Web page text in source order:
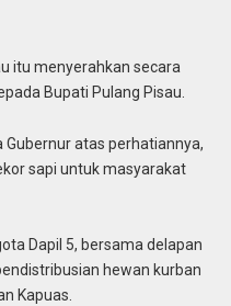
itu menyerahkan secara
Bupati Pulang Pisau.
atas perhatiannya,
sapi untuk masyarakat
Dapil 5, bersama delapan
hewan kurban
Kapuas.